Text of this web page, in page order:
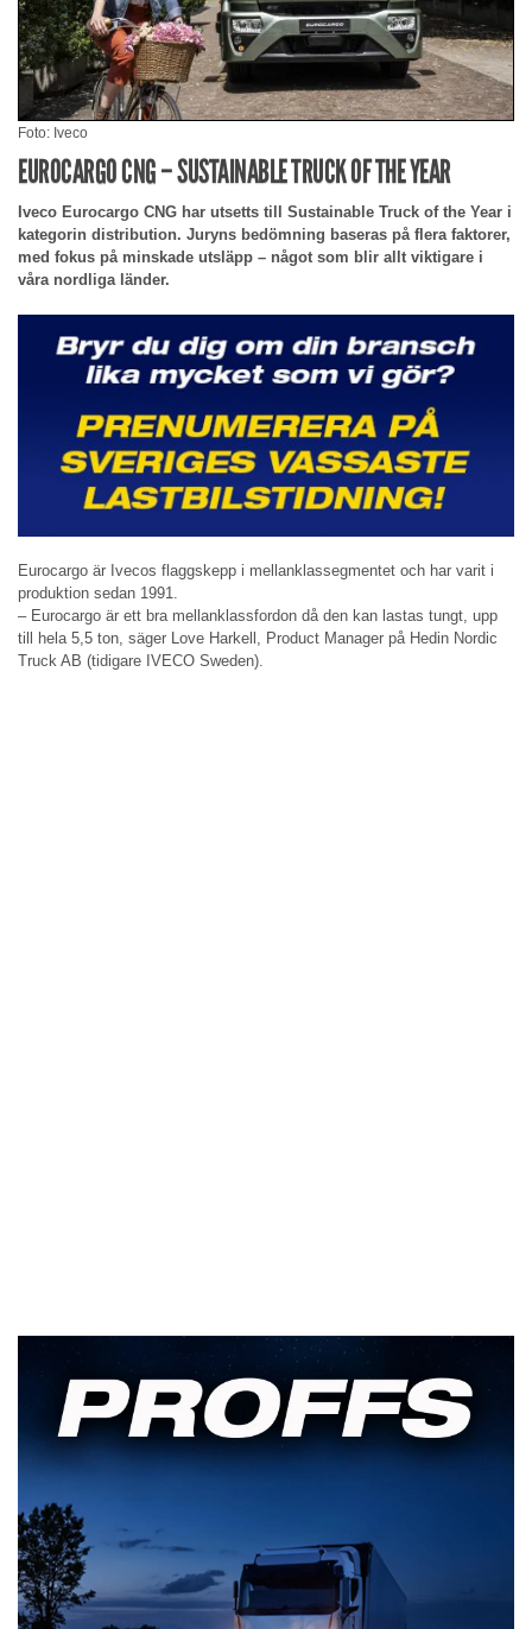
Foto: Iveco
EUROCARGO CNG – SUSTAINABLE TRUCK OF THE YEAR
Iveco Eurocargo CNG har utsetts till Sustainable Truck of the Year i
kategorin distribution. Juryns bedömning baseras på flera faktorer,
med fokus på minskade utsläpp – något som blir allt viktigare i
våra nordliga länder.
Eurocargo är Ivecos flaggskepp i mellanklassegmentet och har varit i
produktion sedan 1991.
– Eurocargo är ett bra mellanklassfordon då den kan lastas tungt, upp
till hela 5,5 ton, säger Love Harkell, Product Manager på Hedin Nordic
Truck AB (tidigare IVECO Sweden).